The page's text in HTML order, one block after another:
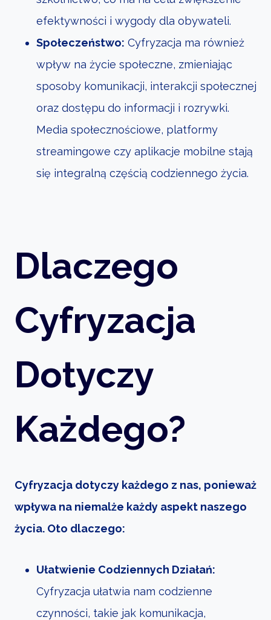
efektywności i wygody dla obywateli.
Społeczeństwo: Cyfryzacja ma również
wpływ na życie społeczne, zmieniając
sposoby komunikacji, interakcji społecznej
oraz dostępu do informacji i rozrywki.
Media społecznościowe, platformy
streamingowe czy aplikacje mobilne stają
się integralną częścią codziennego życia.
Dlaczego
Cyfryzacja
Dotyczy
Każdego?
Cyfryzacja dotyczy każdego z nas, ponieważ
wpływa na niemalże każdy aspekt naszego
życia. Oto dlaczego:
Ułatwienie Codziennych Działań:
Cyfryzacja ułatwia nam codzienne
czynności, takie jak komunikacja,